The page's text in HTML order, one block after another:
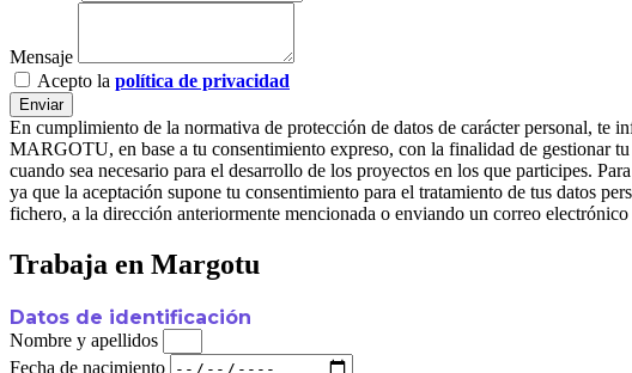
Mensaje
Acepto la política de privacidad
Enviar
En cumplimiento de la normativa de protección de datos de carácter personal,
MARGOTU, en base a tu consentimiento expreso, con la finalidad de gestionar
cuando sea necesario para el desarrollo de los proyectos en los que
ya que la aceptación supone tu consentimiento para el tratamiento de tus datos
fichero, a la dirección anteriormente mencionada o enviando un correo electrónico
Trabaja en Margotu
Datos de identificación
Nombre y apellidos
Fecha de nacimiento